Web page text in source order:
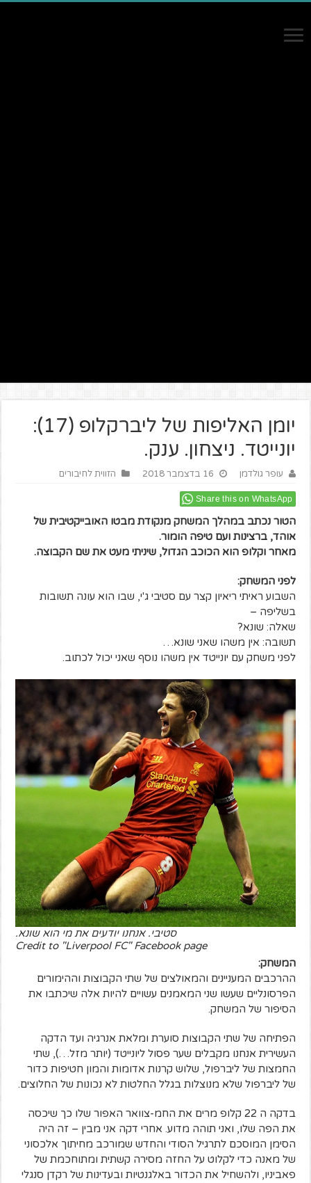
יומן האליפות של ליברקלופ (17):
יונייטד. ניצחון. ענק.
עופר גולדמן 16 בדצמבר 2018 הזווית לחיבורים
Share this on WhatsApp
הטור נכתב במהלך המשחק מנקודת מבטו האובייקטיבית של
אוהד, ברצינות ועם טיפה הומור.
מאחר וקלופ הוא הכוכב הגדול, שיניתי מעט את שם הקבוצה.
לפני המשחק:
השבוע ראיתי ריאיון קצר עם סטיבי ג'י, שבו הוא עונה תשובות
בשליפה –
שאלה: שונא?
תשובה: אין משהו שאני שונא…
לפני משחק עם יונייטד אין משהו נוסף שאני יכול לכתוב.
סטיבי. אנחנו יודעים את מי הוא שונא.
Credit to "Liverpool FC" Facebook page
המשחק:
ההרכבים המעניינים והמאולצים של שתי הקבוצות וההימורים
הפרסונליים שעשו שני המאמנים עשויים להיות אלה שיכתבו את
הסיפור של המשחק.
הפתיחה של שתי הקבוצות סוערת ומלאת אנרגיה ועד הדקה
העשירית אנחנו מקבלים שער פסול ליונייטד (יותר מזל…), שתי
החמצות של ליברפול, שלוש קרנות אדומות והמון חטיפות כדור
של ליברפול שלא מנוצלות בגלל החלטות לא נכונות של החלוצים.
בדקה ה 22 קלופ מרים את החמ-צוואר האפור שלו כך שיכסה
את הפה שלו, ואני תוהה מדוע. אחרי דקה אני מבין – זה היה
הסימן המוסכם לתרגיל הסודי והחדש שמורכב מחיתוך אלכסוני
של מאנה כדי לקלוט על החזה מסירה קשתית ומתוחכמת של
פאביניו, ולהשחיל את הכדור באלגנטיות ובעדינות של רקדן סנגלי